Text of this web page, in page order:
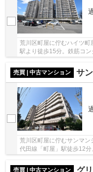
荒川区町屋に佇むハイツ町
駅より徒歩15分。鉄筋コ
売買 | 中古マンション
サ
荒川区町屋に佇むサンマ
代田線「町屋」駅徒歩12
売買 | 中古マンション